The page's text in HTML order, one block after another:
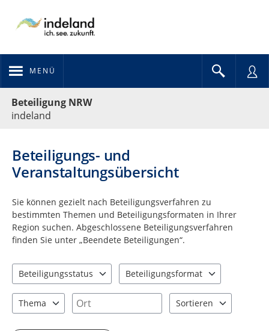
MENÜ
Beteiligung NRW
indeland
Beteiligungs- und
Veranstaltungsübersicht
Sie können gezielt nach Beteiligungsverfahren zu
bestimmten Themen und Beteiligungsformaten in Ihrer
Region suchen. Abgeschlossene Beteiligungsverfahren
finden Sie unter „Beendete Beteiligungen“.
Beteiligungsstatus
Beteiligungsformat
Thema
Ort
Sortieren